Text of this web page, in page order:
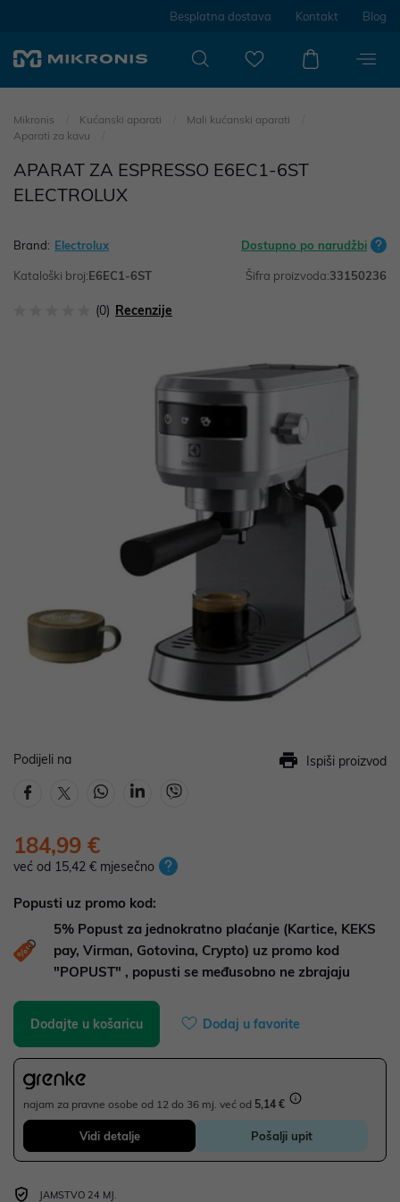
Besplatna dostava Kontakt Blog
Mikronis Kućanski aparati
Mali kućanski aparati
Aparati za kavu
APARAT ZA ESPRESSO E6EC1-6ST
ELECTROLUX
Brand: Electrolux Dostupno po narudžbi
Kataloški broj:E6EC1-6ST Šifra proizvoda:33150236
(0) Recenzije
Podijeli na Ispiši proizvod
184,99 €
već od 15,42 € mjesečno
Popusti uz promo kod:
5% Popust za jednokratno plaćanje (Kartice, KEKS
pay, Virman, Gotovina, Crypto) uz promo kod
"POPUST" , popusti se međusobno ne zbrajaju
Dodajte u košaricu Dodaj u favorite
najam za pravne osobe od 12 do 36 mj. već od 5,14 €
Vidi detalje Pošalji upit
JAMSTVO 24 MJ.